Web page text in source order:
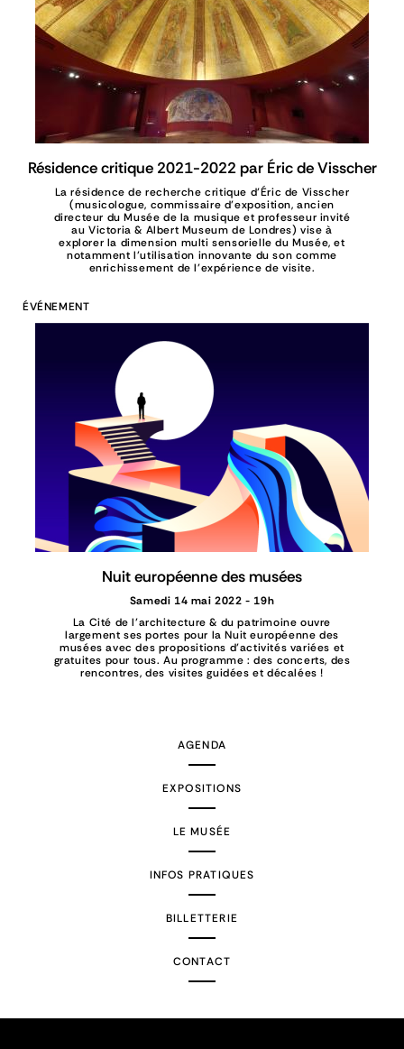
Résidence critique 2021-2022 par Éric de Visscher
La résidence de recherche critique d’Éric de Visscher
(musicologue, commissaire d’exposition, ancien
directeur du Musée de la musique et professeur invité
au Victoria & Albert Museum de Londres) vise à
explorer la dimension multi sensorielle du Musée, et
notamment l’utilisation innovante du son comme
enrichissement de l’expérience de visite.
ÉVÉNEMENT
Nuit européenne des musées
Samedi 14 mai 2022 - 19h
La Cité de l’architecture & du patrimoine ouvre
largement ses portes pour la Nuit européenne des
musées avec des propositions d’activités variées et
gratuites pour tous. Au programme : des concerts, des
rencontres, des visites guidées et décalées !
AGENDA
EXPOSITIONS
LE MUSÉE
INFOS PRATIQUES
BILLETTERIE
CONTACT